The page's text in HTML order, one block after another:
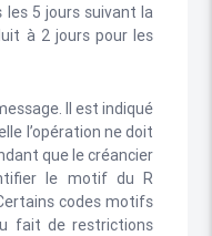
5 jours suivant la
à 2 jours pour les
Il est indiqué
l’opération ne doit
que le créancier
le motif du R
codes motifs
fait de restrictions